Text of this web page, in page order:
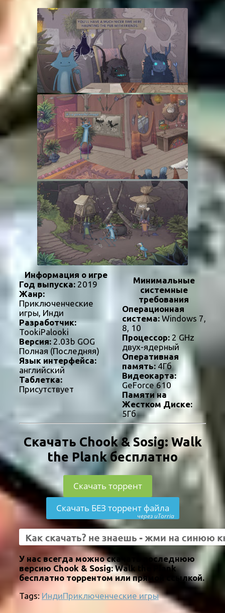
Информация о игре
Год выпуска: 2019
Жанр:
Приключенческие
игры, Инди
Разработчик:
TookiPalooki
Версия: 2.03b GOG
Полная (Последняя)
Язык интерфейса:
английский
Таблетка:
Присутствует
Минимальные
системные
требования
Операционная
система:Windows 7,
8, 10
Процессор:2 GHz
двух-ядерный
Оперативная
память:4Гб
Видеокарта:
GeForce 610
Памяти на
Жестком Диске:
5Гб
Скачать Chook & Sosig: Walk
the Plank бесплатно
Скачать торрент
Скачать БЕЗ торрент файла
через uTorria
У нас всегда можно скачать последнюю
версию Chook & Sosig: Walk the Plank
бесплатно торрентом или прямой ссылкой.
Tags: ИндиПриключенческие игры